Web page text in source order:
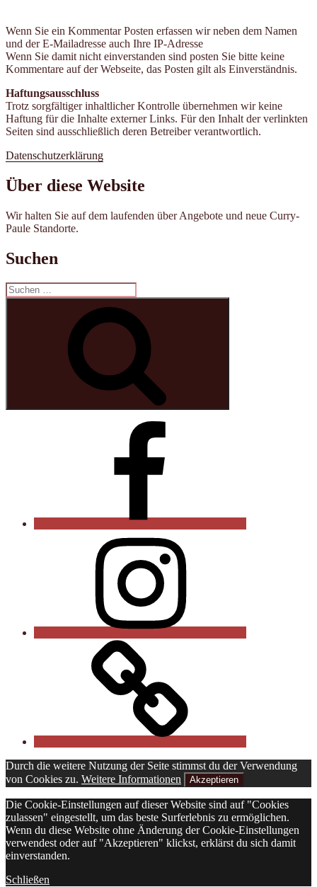
Wenn Sie ein Kommentar Posten erfassen wir neben dem Namen
und der E-Mailadresse auch Ihre IP-Adresse
Wenn Sie damit nicht einverstanden sind posten Sie bitte keine
Kommentare auf der Webseite, das Posten gilt als Einverständnis.
Haftungsausschluss
Trotz sorgfältiger inhaltlicher Kontrolle übernehmen wir keine
Haftung für die Inhalte externer Links. Für den Inhalt der verlinkten
Seiten sind ausschließlich deren Betreiber verantwortlich.
Datenschutzerklärung
Über diese Website
Wir halten Sie auf dem laufenden über Angebote und neue Curry-
Paule Standorte.
Suchen
Suche
nach:
Durch die weitere Nutzung der Seite stimmst du der Verwendung
von Cookies zu. Weitere Informationen Akzeptieren
Die Cookie-Einstellungen auf dieser Website sind auf "Cookies
zulassen" eingestellt, um das beste Surferlebnis zu ermöglichen.
Wenn du diese Website ohne Änderung der Cookie-Einstellungen
verwendest oder auf "Akzeptieren" klickst, erklärst du sich damit
einverstanden.
Schließen